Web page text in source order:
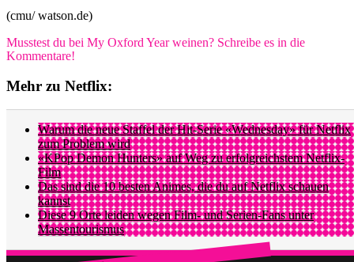
(cmu/ watson.de)
Musstest du bei My Oxford Year weinen? Schreibe es in die
Kommentare!
Mehr zu Netflix:
Warum die neue Staffel der Hit-Serie «Wednesday» für Netflix
zum Problem wird
«KPop Demon Hunters» auf Weg zu erfolgreichstem Netflix-
Film
Das sind die 10 besten Animes, die du auf Netflix schauen
kannst
Diese 9 Orte leiden wegen Film- und Serien-Fans unter
Massentourismus